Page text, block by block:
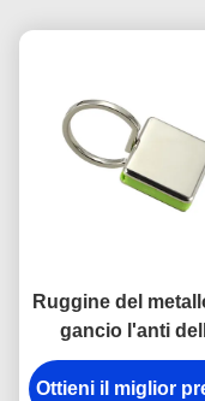
Ruggine del
gancio l'anti
catena chiave
rottura in lega di
Ottieni il miglior